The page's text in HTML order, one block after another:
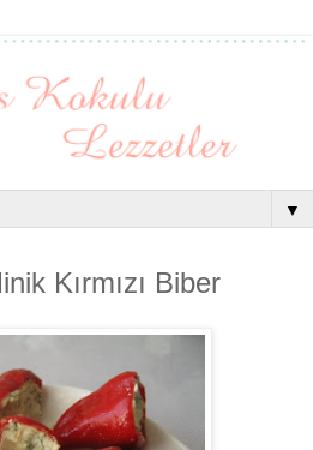
▼
Kırmızı Biber